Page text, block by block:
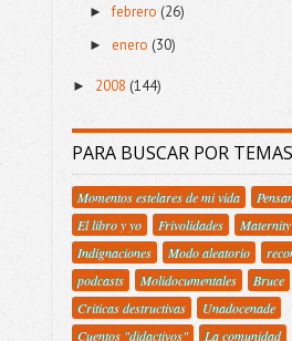
►febrero (26)
►enero (30)
► 2008 (144)
PARA BUSCAR POR TEMAS
Momentos estelares de mi vida
El libro y yo
Frivolidades Maternity
Indignaciones
Modo aleatorio
podcasts
Molidocumentales
Bruce
Criticas destructivas
Unadocenade
Cuentos "didactivos"
La comunidad